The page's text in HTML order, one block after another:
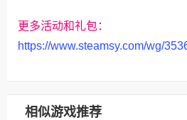
更多活动和礼包：
https://www.steamsy.com/wg/
相似游戏推荐